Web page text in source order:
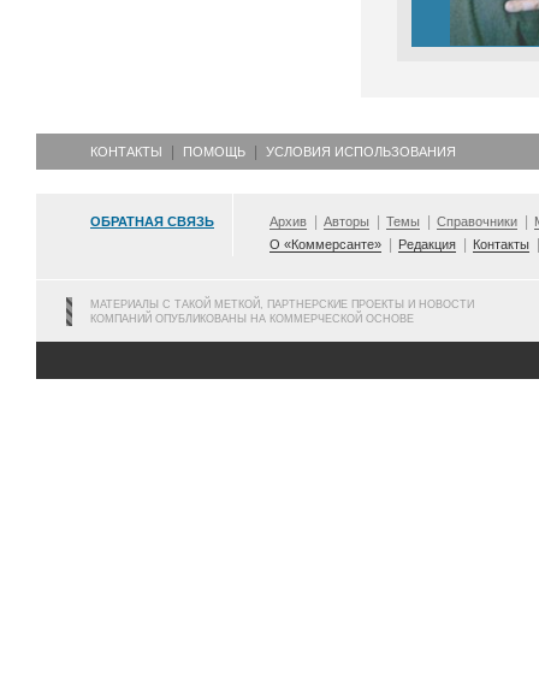
КОНТАКТЫ ПОМОЩЬ УСЛОВИЯ ИСПОЛЬЗОВАНИЯ
ОБРАТНАЯ СВЯЗЬ Архив Авторы Темы Справочники
О «Коммерсанте»
Редакция Контакты
МАТЕРИАЛЫ С ТАКОЙ МЕТКОЙ, ПАРТНЕРСКИЕ ПРОЕКТЫ И НОВОСТИ
КОМПАНИЙ ОПУБЛИКОВАНЫ НА КОММЕРЧЕСКОЙ ОСНОВЕ